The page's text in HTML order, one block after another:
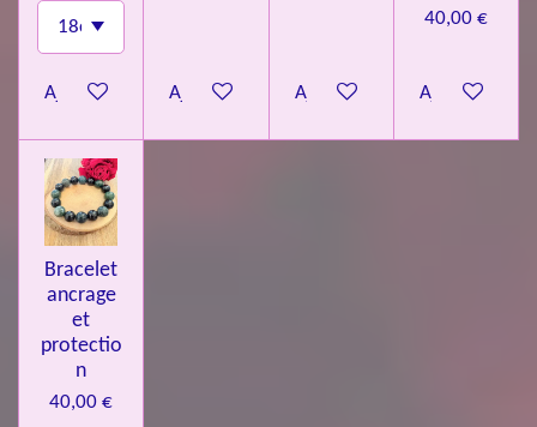
Ajouter au panierAjouter au panierAjouter au panier
40,00 €
Ajouter au
Bracelet
ancrage
et
protectio
n
40,00 €